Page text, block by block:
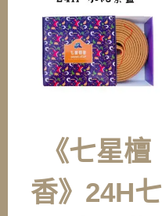
《七星檀
香》24H七